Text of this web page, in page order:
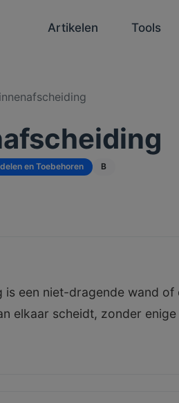
Artikelen Tools
en Toebehoren B
is een niet-dragende wand
elkaar scheidt, zonder